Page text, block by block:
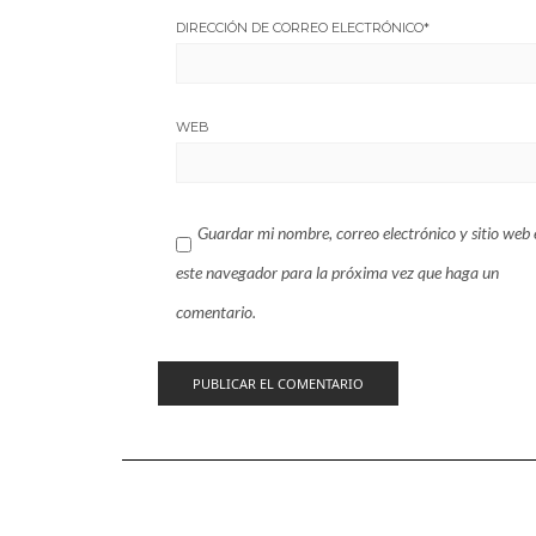
DIRECCIÓN DE CORREO ELECTRÓNICO*
WEB
Guardar mi nombre, correo electrónico y sitio web
este navegador para la próxima vez que haga un
comentario.